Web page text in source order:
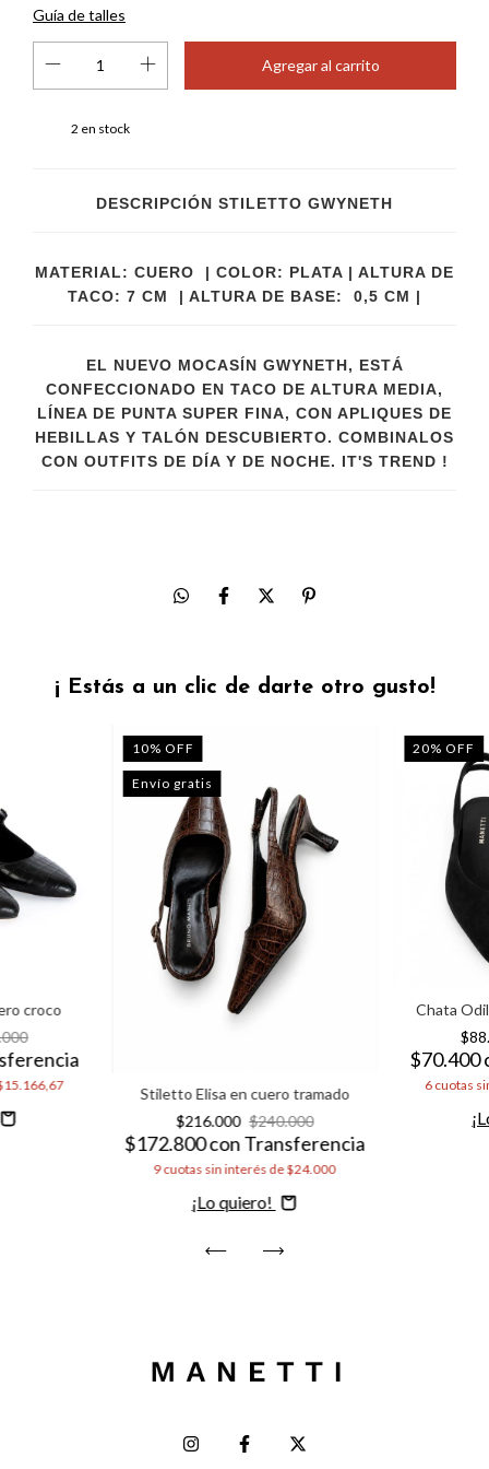
Guía de talles
2 en stock
DESCRIPCIÓN STILETTO GWYNETH
MATERIAL: CUERO | COLOR: PLATA | ALTURA DE
TACO: 7 CM | ALTURA DE BASE: 0,5 CM |
EL NUEVO MOCASÍN GWYNETH, ESTÁ
CONFECCIONADO EN TACO DE ALTURA MEDIA,
LÍNEA DE PUNTA SUPER FINA, CON APLIQUES DE
HEBILLAS Y TALÓN DESCUBIERTO. COMBINALOS
CON OUTFITS DE DÍA Y DE NOCHE. IT'S TREND !
¡ Estás a un clic de darte otro gusto!
croco
10% OFF
Envío gratis
Stiletto Elisa en cuero tramado
$216.000 $240.000
$172.800conTransferencia
9cuotas sin interés de$24.000
Comprar
20%OFF
Chata
$70.400
6 cuotas